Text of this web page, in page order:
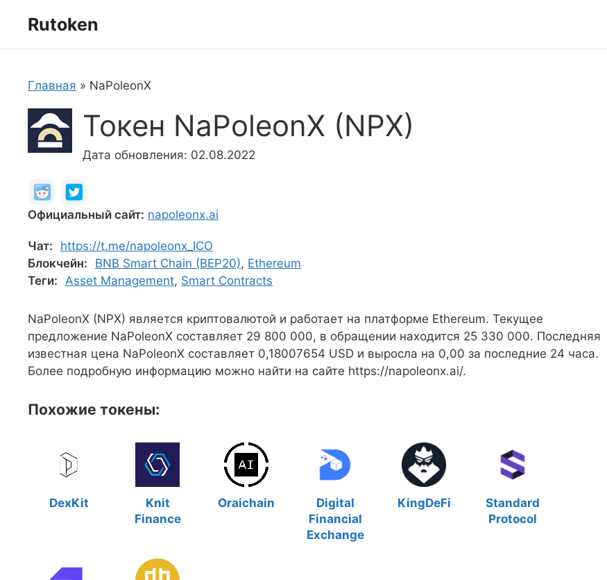
Rutoken
Главная » NaPoleonX
Токен NaPoleonX (NPX)
Дата обновления: 02.08.2022
Официальный сайт: napoleonx.ai
Чат:
https://t.me/napoleonx_ICO
Блокчейн:
BNB Smart Chain (BEP20), Ethereum
Теги: Asset Management, Smart Contracts
NaPoleonX (NPX) является криптовалютой и работает на платформе Ethereum. Текущее
предложение NaPoleonX составляет 29 800 000, в обращении находится 25 330 000. Последняя
известная цена NaPoleonX составляет 0,18007654 USD и выросла на 0,00 за последние 24 часа.
Более подробную информацию можно найти на сайте https://napoleonx.ai/.
Похожие токены:
DexKit
Knit
Finance
Oraichain
Digital
Financial
Exchange
KingDeFi
Standard
Protocol